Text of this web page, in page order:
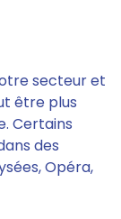
secteur et
être plus
Certains
des
Opéra,